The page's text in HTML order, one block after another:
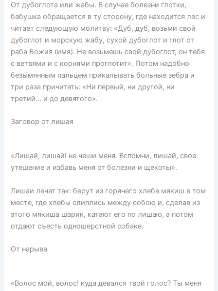
От дубоглота или жабы. В случае болезни глотки,
бабушка обращается в ту сторону, где находится лес и
читает следующую молитву: «Дуб, дуб, возьми свой
дубоглот и морскую жабу, сухой дубоглот и глот от
раба Божия (имя). Не возьмешь свой дубоглот, он тебя
с ветвями и с корнями проглотит». Потом надобно
безымянным пальцем прикалывать больные зебра и
три раза причитать: «Ни первый, ни другой, ни
третий… и до девятого».
Заговор от лишая
«Лишай, лишай! не чеши меня. Вспомни, лишай, свое
утешение и избавь меня от болезни и щекоты».
Лишаи лечат так: берут из горячего хлеба мякиш в том
месте, где хлебы слиплись между собою и, сделав из
этого мякиша шарик, катают его по лишаю, а потом
отдают съесть одношерстной собаке.
От нарыва
«Волос мой, волос! куда девался твой голос? Ты меня